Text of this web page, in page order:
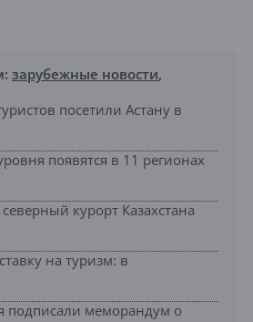
зарубежные новости,
посетили Астану в
появятся в 11 регионах
курорт Казахстана
на туризм: в
подписали меморандум о